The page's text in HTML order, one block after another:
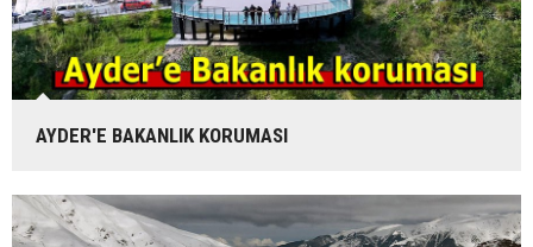
AYDER'E BAKANLIK KORUMASI